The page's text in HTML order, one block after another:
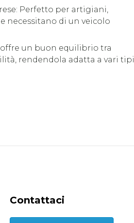
Perfetto per artigiani,
necessitano di un veicolo
offre un buon equilibrio tra
rendendola adatta a vari tipi
Contattaci